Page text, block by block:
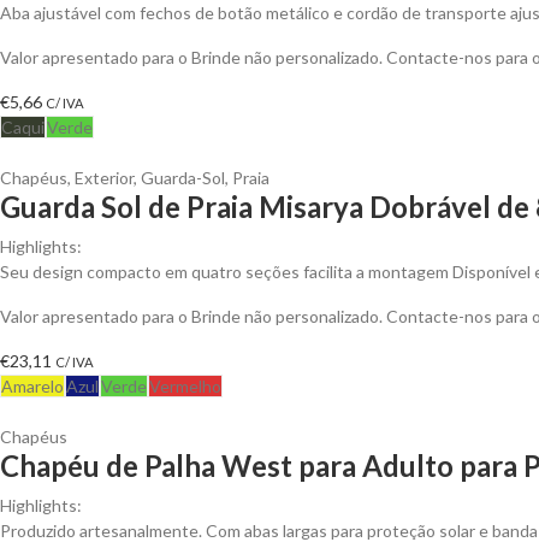
Aba ajustável com fechos de botão metálico e cordão de transporte
Valor apresentado para o Brinde não personalizado. Contacte-nos
€5,66 C/ IVA
CaquiVerde
Chapéus, Exterior, Guarda-Sol, Praia
Guarda Sol de Praia Misarya Dobrável
Highlights:
Seu design compacto em quatro seções facilita a montagem Disponível
Valor apresentado para o Brinde não personalizado. Contacte-nos
€23,11 C/ IVA
AmareloAzulVerdeVermelho
Chapéus
Chapéu de Palha West para Adulto para
Highlights:
Produzido artesanalmente. Com abas largas para proteção solar e